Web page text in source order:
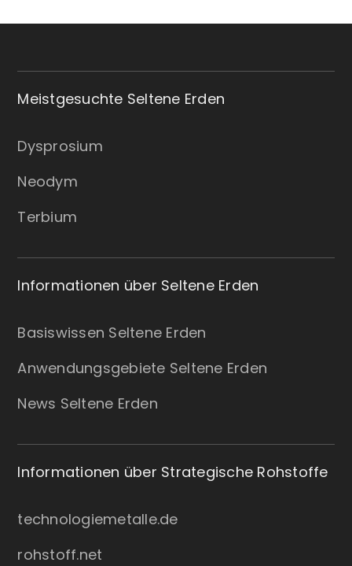
Meistgesuchte Seltene Erden
Dysprosium
Neodym
Terbium
Informationen über Seltene Erden
Basiswissen Seltene Erden
Anwendungsgebiete Seltene Erden
News Seltene Erden
Informationen über Strategische Rohstoffe
technologiemetalle.de
rohstoff.net